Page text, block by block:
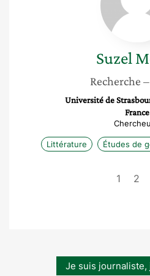
Suzel
Recherche
Université de
France
Littérature Études de
1 2
Je suis journaliste,